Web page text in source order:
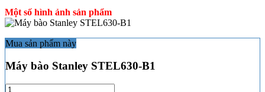
Một số hình ảnh sản phẩm
Mua sản phẩm này
Máy bào Stanley STEL630-B1
Số